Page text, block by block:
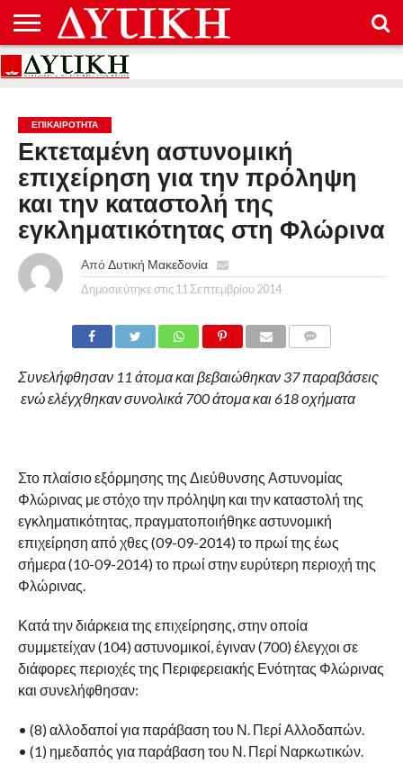
ΑΡΧΙΚΉ
ΕΠΙΚΟΙΝΩΝΊΑ
ΌΡΟΙ
ΠΡΟΣΤΑΣΊΑ
ΕΠΙΚΑΙΡΟΤΗΤΑ
Εκτεταμένη αστυνομική
επιχείρηση για την πρόληψη
και την καταστολή της
εγκληματικότητας στη Φλώρινα
Από Δυτική Μακεδονία
Δημοσιεύτηκε στις 11 Σεπτεμβρίου 2014
Συνελήφθησαν 11 άτομα και βεβαιώθηκαν 37 παραβάσεις
ενώ ελέγχθηκαν συνολικά 700 άτομα και 618 οχήματα
Στο πλαίσιο εξόρμησης της Διεύθυνσης Αστυνομίας
Φλώρινας με στόχο την πρόληψη και την καταστολή της
εγκληματικότητας, πραγματοποιήθηκε αστυνομική
επιχείρηση από χθες (09-09-2014) το πρωί της έως
σήμερα (10-09-2014) το πρωί στην ευρύτερη περιοχή της
Φλώρινας.
Κατά την διάρκεια της επιχείρησης, στην οποία
συμμετείχαν (104) αστυνομικοί, έγιναν (700) έλεγχοι σε
διάφορες περιοχές της Περιφερειακής Ενότητας Φλώρινας
και συνελήφθησαν:
• (8) αλλοδαποί για παράβαση του Ν. Περί Αλλοδαπών.
• (1) ημεδαπός για παράβαση του Ν. Περί Ναρκωτικών.